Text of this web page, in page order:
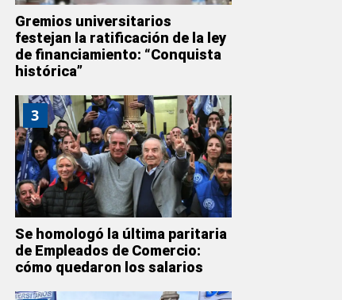
Gremios universitarios
festejan la ratificación de la ley
de financiamiento: “Conquista
histórica”
3
Se homologó la última paritaria
de Empleados de Comercio:
cómo quedaron los salarios